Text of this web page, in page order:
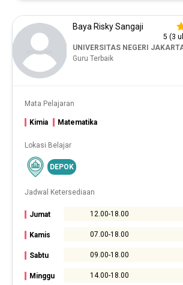
Baya Risky Sangaji
5 (3
UNIVERSITAS NEGERI
Guru Terbaik
Mata Pelajaran
Kimia Matematika
Lokasi Belajar
DEPOK
Jadwal Ketersediaan
Jumat 12.00-18.00
Kamis 07.00-18.00
Sabtu 09.00-18.00
Minggu 14.00-18.00